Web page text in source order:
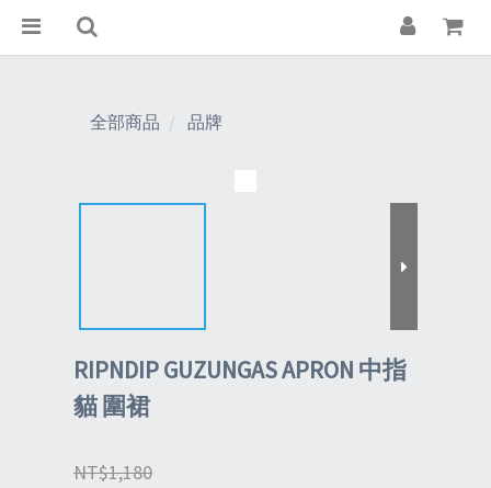
全部商品 品牌
RIPNDIP GUZUNGAS APRON 中指
貓 圍裙
NT$1,180